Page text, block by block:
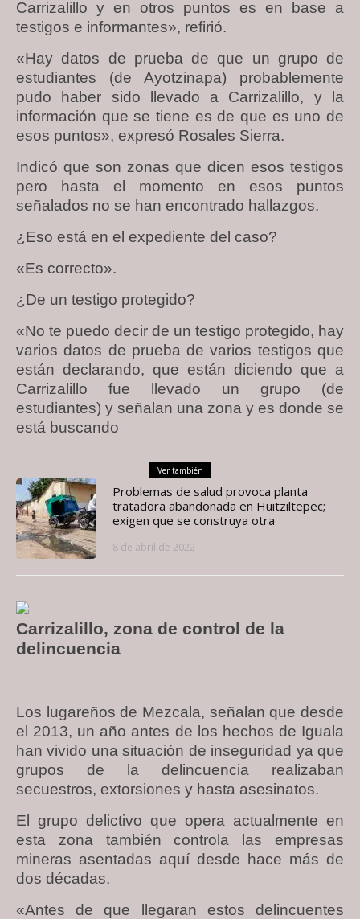
Carrizalillo y en otros puntos es en base a
testigos e informantes», refirió.
«Hay datos de prueba de que un grupo de
estudiantes (de Ayotzinapa) probablemente
pudo haber sido llevado a Carrizalillo, y la
información que se tiene es de que es uno de
esos puntos», expresó Rosales Sierra.
Indicó que son zonas que dicen esos testigos
pero hasta el momento en esos puntos
señalados no se han encontrado hallazgos.
¿Eso está en el expediente del caso?
«Es correcto».
¿De un testigo protegido?
«No te puedo decir de un testigo protegido, hay
varios datos de prueba de varios testigos que
están declarando, que están diciendo que a
Carrizalillo fue llevado un grupo (de
estudiantes) y señalan una zona y es donde se
está buscando
Ver también
Problemas de salud provoca planta
tratadora abandonada en Huitziltepec;
exigen que se construya otra
8 de abril de 2022
Carrizalillo, zona de control de la
delincuencia
Los lugareños de Mezcala, señalan que desde
el 2013, un año antes de los hechos de Iguala
han vivido una situación de inseguridad ya que
grupos de la delincuencia realizaban
secuestros, extorsiones y hasta asesinatos.
El grupo delictivo que opera actualmente en
esta zona también controla las empresas
mineras asentadas aquí desde hace más de
dos décadas.
«Antes de que llegaran estos delincuentes